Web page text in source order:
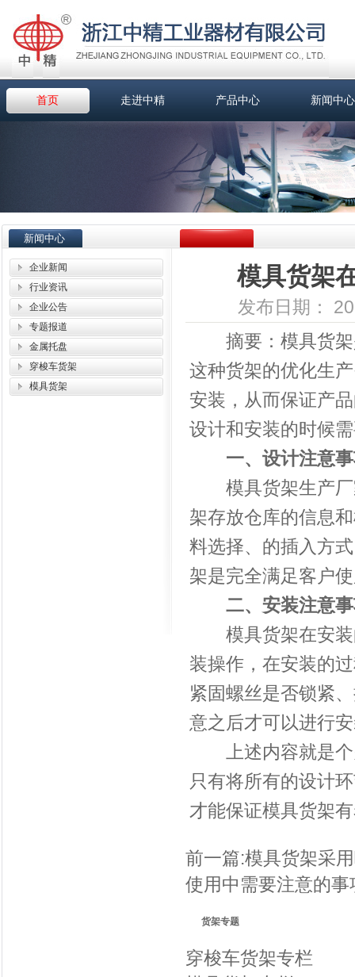
首页 走进中精 产品中心 新闻中心
新闻中心
企业新闻
行业资讯
企业公告
专题报道
金属托盘
穿梭车货架
模具货架
模具货架
发布日期：
摘要： 模具货架
这种货架的优化生
安装，从而保证产
设计和安装的时候
一、设计注意事
模具货架生产厂
架存放仓库的信息
料选择、的插入方
架是完全满足客户
二、安装注意事
模具货架在安装
装操作，在安装的
紧固螺丝是否锁紧
意之后才可以进行
上述内容就是个
只有将所有的设计
才能保证模具货架
前一篇:模具货架采
使用中需要注意的事
货架专题
穿梭车货架专栏